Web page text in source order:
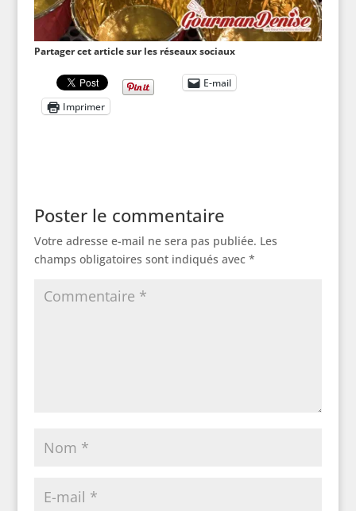
Partager cet article sur les réseaux sociaux
E-mail
Imprimer
Poster le commentaire
Votre adresse e-mail ne sera pas publiée. Les
champs obligatoires sont indiqués avec *